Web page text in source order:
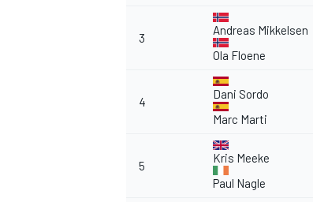
3
Andreas Mikkelsen
Ola Floene
4
Dani Sordo
Marc Marti
5
Kris Meeke
Paul Nagle